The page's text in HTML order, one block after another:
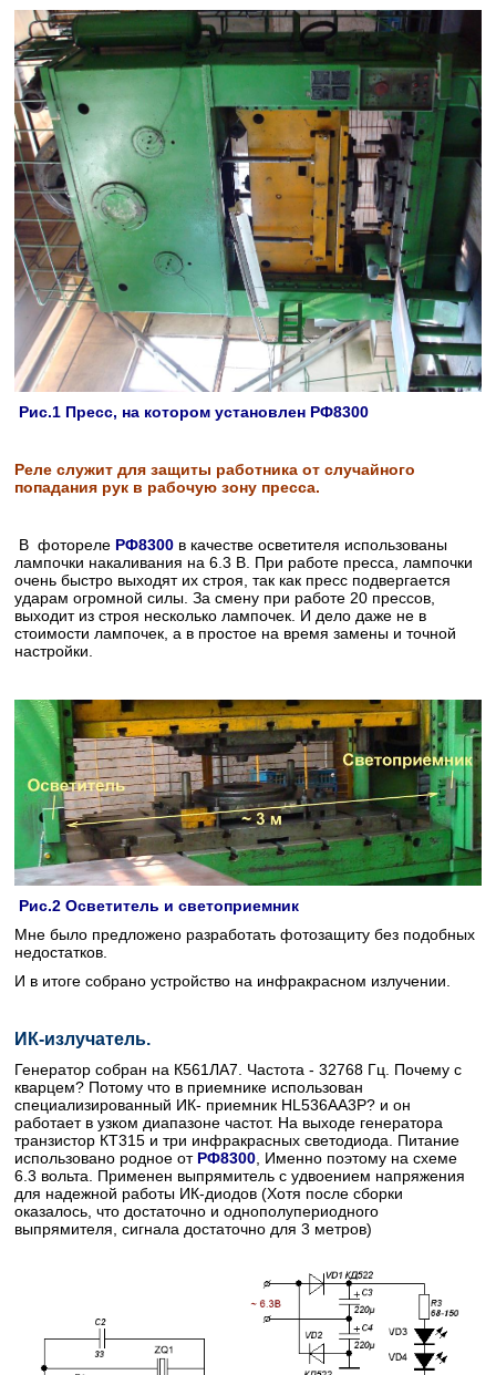
Рис.1 Пресс, на котором установлен РФ8300
Реле служит для защиты работника от случайного
попадания рук в рабочую зону пресса.
В фотореле РФ8300 в качестве осветителя использованы
лампочки накаливания на 6.3 В. При работе пресса, лампочки
очень быстро выходят их строя, так как пресс подвергается
ударам огромной силы. За смену при работе 20 прессов,
выходит из строя несколько лампочек. И дело даже не в
стоимости лампочек, а в простое на время замены и точной
настройки.
Рис.2 Осветитель и светоприемник
Мне было предложено разработать фотозащиту без подобных
недостатков.
И в итоге собрано устройство на инфракрасном излучении.
ИК-излучатель.
Генератор собран на К561ЛА7. Частота - 32768 Гц. Почему с
кварцем? Потому что в приемнике использован
специализированный ИК- приемник HL536AA3P? и он
работает в узком диапазоне частот. На выходе генератора
транзистор КТ315 и три инфракрасных светодиода. Питание
использовано родное от РФ8300 , Именно поэтому на схеме
6.3 вольта. Применен выпрямитель с удвоением напряжения
для надежной работы ИК-диодов (Хотя после сборки
оказалось, что достаточно и однополупериодного
выпрямителя, сигнала достаточно для 3 метров)